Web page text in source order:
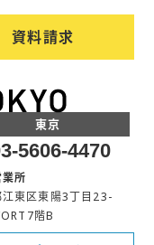
資料請求
東京
5606-4470
所
東区東陽3丁目23-
階B